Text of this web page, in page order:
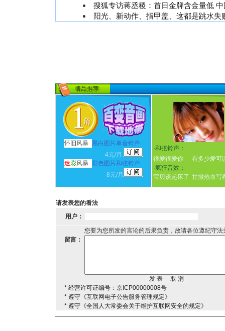
搜狐专访蒋丞稷：首日金牌含金量低
阳光、新动作、指甲盖、这都是跳水失
怀 旧 风暴
黑白图片单音铃声
4元/月
迷彩风暴 彩色图片和弦铃声
8元/月
·和弦铃声：
很爱很爱你
有多少爱可
·疯狂音效：
宝贝该起床了 甘撒热血写
请发表您的看法
用户：
您要为您所发的言论的后果负责，故请各位遵纪守
留言：
* 经营许可证编号：京ICP00000008号
* 遵守《互联网电子公告服务管理规定》
* 遵守《全国人大常委会关于维护互联网安全的规定》